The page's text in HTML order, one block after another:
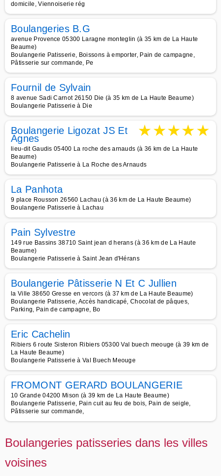
domicile, Viennoiserie rég
Boulangeries B.G
avenue Provence 05300 Laragne monteglin (à 35 km de La Haute
Beaume)
Boulangerie Patisserie, Boissons à emporter, Pain de campagne,
Pâtisserie sur commande, Pe
Fournil de Sylvain
8 avenue Sadi Carnot 26150 Die (à 35 km de La Haute Beaume)
Boulangerie Patisserie à Die
Boulangerie Ligozat JS Et
Agnes ★★★★★
lieu-dit Gaudis 05400 La roche des arnauds (à 36 km de La Haute
Beaume)
Boulangerie Patisserie à La Roche des Arnauds
La Panhota
9 place Rousson 26560 Lachau (à 36 km de La Haute Beaume)
Boulangerie Patisserie à Lachau
Pain Sylvestre
149 rue Bassins 38710 Saint jean d herans (à 36 km de La Haute
Beaume)
Boulangerie Patisserie à Saint Jean d'Hérans
Boulangerie Pâtisserie N Et C Jullien
la Ville 38650 Gresse en vercors (à 37 km de La Haute Beaume)
Boulangerie Patisserie, Accès handicapé, Chocolat de pâques,
Parking, Pain de campagne, Bo
Eric Cachelin
Ribiers 6 route Sisteron Ribiers 05300 Val buech meouge (à 39 km de
La Haute Beaume)
Boulangerie Patisserie à Val Buech Meouge
FROMONT GERARD BOULANGERIE
10 Grande 04200 Mison (à 39 km de La Haute Beaume)
Boulangerie Patisserie, Pain cuit au feu de bois, Pain de seigle,
Pâtisserie sur commande,
Boulangeries patisseries dans les villes
voisines